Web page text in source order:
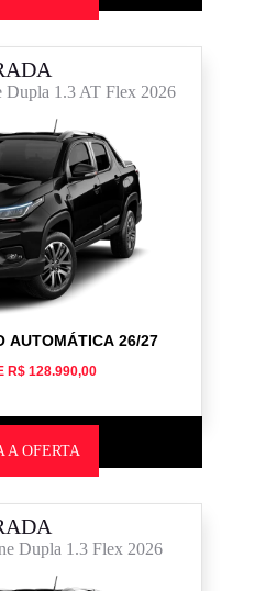
Dupla 1.3 AT Flex 2026
AUTOMÁTICA 26/27
R$ 128.990,00
A OFERTA
Dupla 1.3 Flex 2026